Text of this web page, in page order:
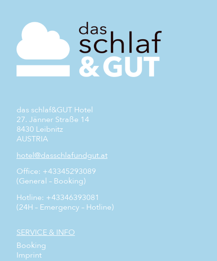
das schlaf&GUT Hotel
27. Jänner Straße 14
8430 Leibnitz
AUSTRIA
hotel@dasschlafundgut.at
Office: +43345293089
(General – Booking)
Hotline: +43346393081
(24H – Emergency – Hotline)
SERVICE & INFO
Booking
Imprint